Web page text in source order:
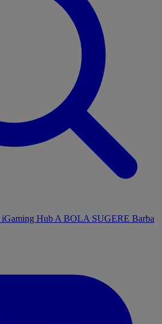
iGaming Hub A BOLA SUGERE Barba